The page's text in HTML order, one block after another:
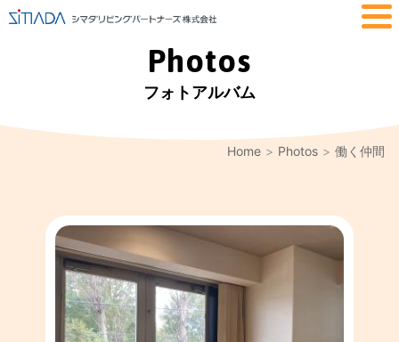
Photos
フォトアルバム
Home Photos 働く仲間